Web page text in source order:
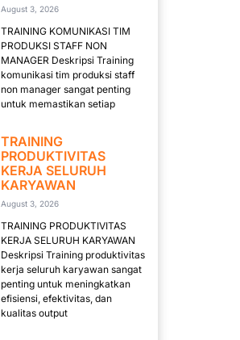
August 3, 2026
TRAINING KOMUNIKASI TIM
PRODUKSI STAFF NON
MANAGER Deskripsi Training
komunikasi tim produksi staff
non manager sangat penting
untuk memastikan setiap
TRAINING
PRODUKTIVITAS
KERJA SELURUH
KARYAWAN
August 3, 2026
TRAINING PRODUKTIVITAS
KERJA SELURUH KARYAWAN
Deskripsi Training produktivitas
kerja seluruh karyawan sangat
penting untuk meningkatkan
efisiensi, efektivitas, dan
kualitas output